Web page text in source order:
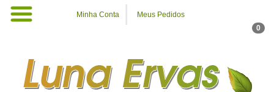
Minha Conta
Meus Pedidos
0